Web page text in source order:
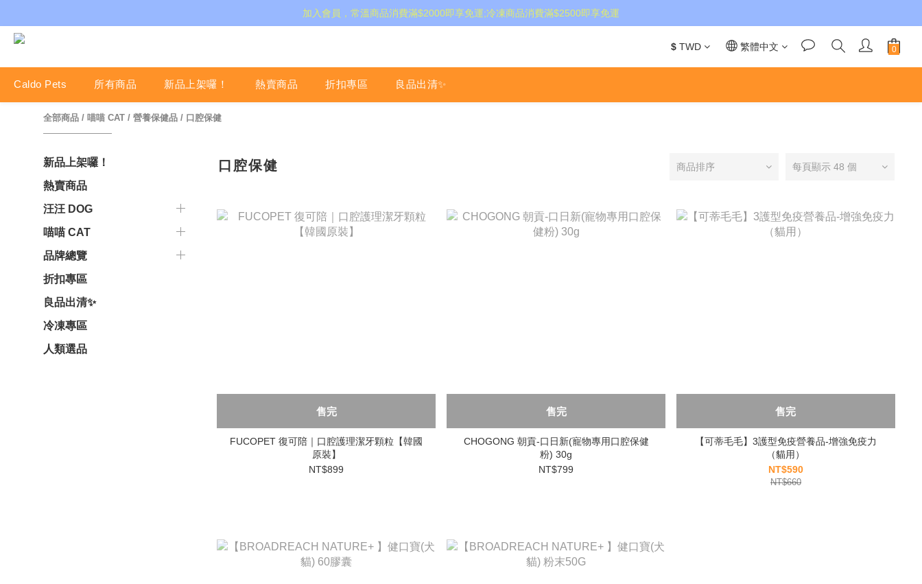
加入會員，常溫商品消費滿$2000即享免運;冷凍商品消費滿$2500即享免運
$ TWD 繁體中文
Caldo Pets 所有商品 新品上架囉！ 熱賣商品 折扣專區 良品出清✨
全部商品 / 喵喵 CAT / 營養保健品 / 口腔保健
新品上架囉！
熱賣商品
汪汪 DOG
喵喵 CAT
品牌總覽
折扣專區
良品出清✨
冷凍專區
人類選品
口腔保健 商品排序 每頁顯示 48 個
售完
FUCOPET 復可陪｜口腔護理潔牙顆粒【韓國
原裝】
NT$899
售完
CHOGONG 朝貢-口日新(寵物專用口腔保健
粉) 30g
NT$799
售完
【可蒂毛毛】3護型免疫營養品-增強免疫力
（貓用）
NT$590
NT$660